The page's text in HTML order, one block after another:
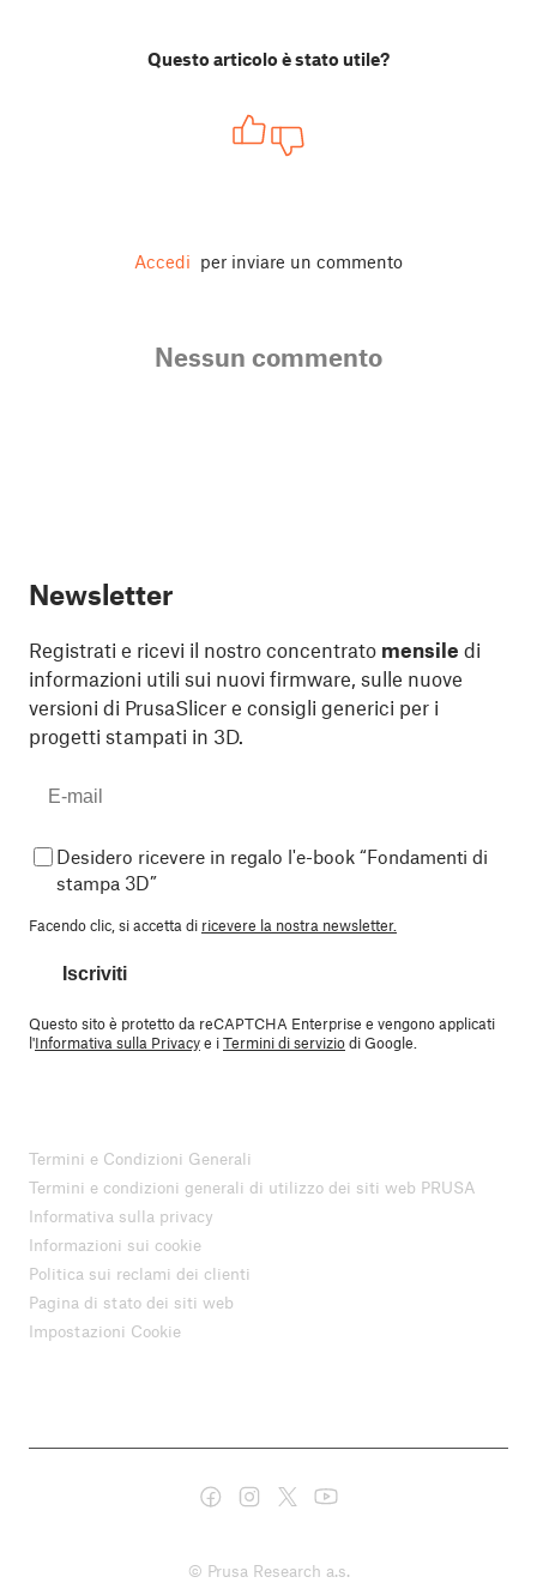
Questo articolo è stato utile?
Accedi per inviare un commento
Nessun commento
Newsletter
Registrati e ricevi il nostro concentrato mensile di
informazioni utili sui nuovi firmware, sulle nuove
versioni di PrusaSlicer e consigli generici per i
progetti stampati in 3D.
Desidero ricevere in regalo l'e-book “Fondamenti di
stampa 3D”
Facendo clic, si accetta di ricevere la nostra newsletter.
Iscriviti
Questo sito è protetto da reCAPTCHA Enterprise e vengono applicati
l'Informativa sulla Privacye iTermini di serviziodi Google.
Termini e Condizioni Generali
Termini e condizioni generali di utilizzo dei siti web PRUSA
Informativa sulla privacy
Informazioni sui cookie
Politica sui reclami dei clienti
Pagina di stato dei siti web
Impostazioni Cookie
© Prusa Research a.s.